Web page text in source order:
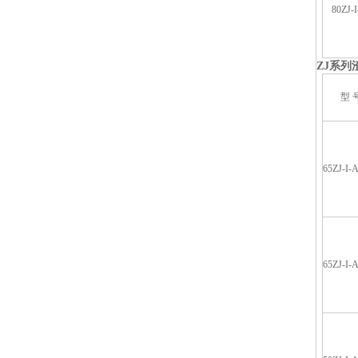
80ZJ-
ZJ系列
型
65ZJ-I-
65ZJ-I-